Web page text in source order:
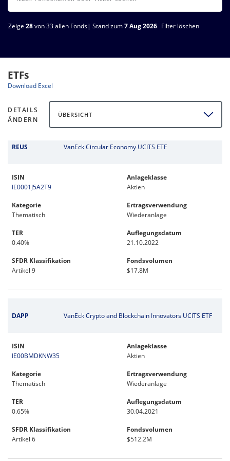
Zeige 28von 33 allen Fonds| Stand zum7 Aug 2026 Filter löschen
ETFs
Download Excel
DETAILS
ÄNDERN
ÜBERSICHT
REUS VanEck Circular Economy UCITS ETF
ISIN
IE0001J5A2T9
Anlageklasse
Aktien
Kategorie
Thematisch
Ertragsverwendung
Wiederanlage
TER
0.40%
Auflegungsdatum
21.10.2022
SFDR Klassifikation
Artikel 9
Fondsvolumen
$17.8M
DAPP VanEck Crypto and Blockchain Innovators UCITS ETF
ISIN
IE00BMDKNW35
Anlageklasse
Aktien
Kategorie
Thematisch
Ertragsverwendung
Wiederanlage
TER
0.65%
Auflegungsdatum
30.04.2021
SFDR Klassifikation
Artikel 6
Fondsvolumen
$512.2M